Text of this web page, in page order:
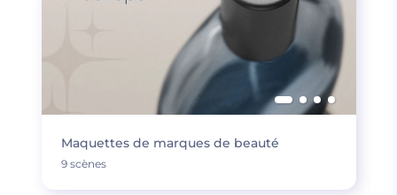
Maquettes de marques de beauté
9 scènes